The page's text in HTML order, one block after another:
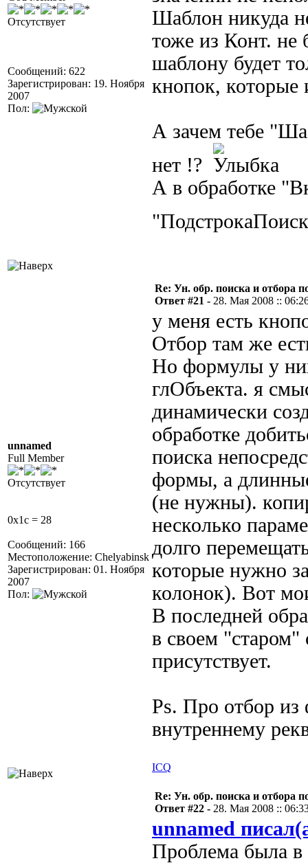
Отсутствует
Сообщений: 622
Зарегистрирован: 19. Ноября
2007
Пол:
Шаблон никуда
тоже из Конт. не
шаблону будет
кнопок, которые
А зачем тебе
нет !?
А в обработке
unnamed
Full Member
Отсутствует
0x1c = 28
Сообщений: 166
Местоположение: Chelyabinsk
Зарегистрирован: 01. Ноября
2007
Пол:
Re: Ун. обр. поиска и отбора
Ответ #21 - 28. Мая 2008 ::
у меня есть
Отбор там же
Но формулы у
глОбъекта. я
динамически
обработке
поиска
формы, а
(не нужны).
несколько
долго
которые нужно
колонок). Вот
В последней
в своем
присутствует.
Ps. Про отбор
внутреннему
ICQ
Re: Ун. обр. поиска и отбора
Ответ #22 - 28. Мая 2008 ::
unnamed
Проблема была